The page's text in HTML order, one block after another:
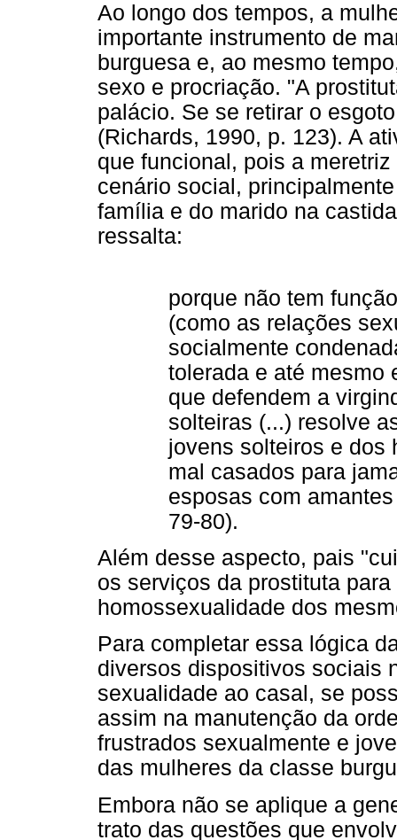
Ao longo dos tempos, a
importante instrumento de
burguesa e, ao mesmo
sexo e procriação. "A
palácio. Se se retirar o
(Richards, 1990, p. 123). A
que funcional, pois a
cenário social,
família e do marido na
ressalta:
porque não tem
(como as relações
socialmente
tolerada e até mesmo
que defendem a
solteiras (...) resolve
jovens solteiros e dos
mal casados para
esposas com
79-80).
Além desse aspecto, pais
os serviços da prostituta
homossexualidade dos
Para completar essa lógica
diversos dispositivos sociais
sexualidade ao casal, se
assim na manutenção da
frustrados sexualmente e
das mulheres da classe
Embora não se aplique a
trato das questões que